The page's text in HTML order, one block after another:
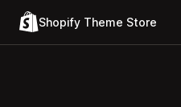
Shopify Theme Store